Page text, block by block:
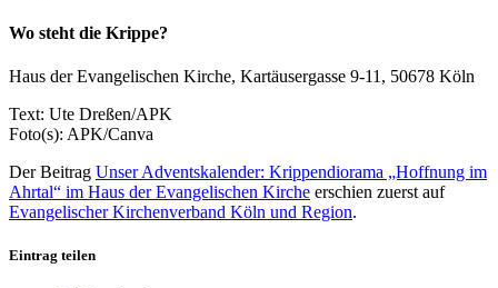
Wo steht die Krippe?
Haus der Evangelischen Kirche, Kartäusergasse 9-11, 50678 Köln
Text: Ute Dreßen/APK
Foto(s): APK/Canva
Der Beitrag Unser Adventskalender: Krippendiorama „Hoffnung im
Ahrtal“ im Haus der Evangelischen Kirche erschien zuerst auf
Evangelischer Kirchenverband Köln und Region.
Eintrag teilen